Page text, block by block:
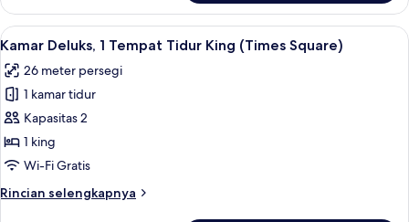
Kamar
Superior,
2
Tidur
Double
(Hudson
River
View)
Lihat
semua
foto
untuk
Kamar
Deluks,
1
Tidur
Seprai antialergi, brankas, meja
9
Kamar Deluks, 1 Tempat Tidur King (Times Square)
26 meter persegi
1 kamar tidur
Kapasitas 2
1 king
Wi-Fi Gratis
Rincian selengkapnya
Rincian